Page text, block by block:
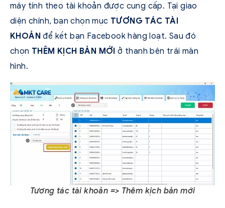
máy tính theo tài khoản được cung cấp. Tại giao
diện chính, bạn chọn mục TƯƠNG TÁC TÀI
KHOẢN để kết bạn Facebook hàng loạt. Sau đó
chọn THÊM KỊCH BẢN MỚIở thanh bên trái màn
hình.
Tương tác tài khoản => Thêm kịch bản mới